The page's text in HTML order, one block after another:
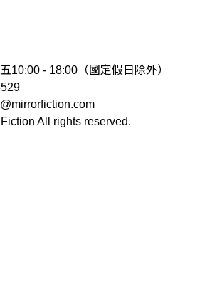
10:00 - 18:00（國定假日除外）
All rights reserved.